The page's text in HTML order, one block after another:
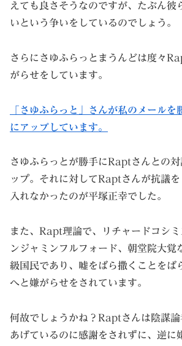
えても良さそうなのですが、たぶん彼
いという争いをしているのでしょう。
さらにさゆふらっとまうんどは度々
がらせをしています。
「さゆふらっと」さんが私のメールを
にアップしています。
さゆふらっとが勝手にRaptさんとの
ップ。それに対してRaptさんが抗議
入れなかったのが平塚正幸でした。
また、Rapt理論で、リチャードコシ
ンジャミンフルフォード、朝堂院大覚
級国民であり、嘘をばら撒くことをば
へと嫌がらせをされています。
何故でしょうかね？Raptさんは陰謀論
あげているのに感謝をされずに、逆に